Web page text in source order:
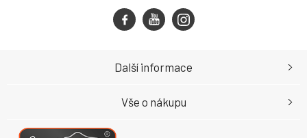
Další informace
Vše o nákupu